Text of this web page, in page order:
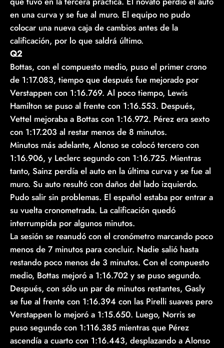
en una curva y se fue al muro. El equipo no pudo
colocar una nueva caja de cambios antes de la
calificación, por lo que saldrá último.
Q2
Bottas, con el compuesto medio, puso el primer crono
de 1:17.083, tiempo que después fue mejorado por
Verstappen con 1:16.769. Al poco tiempo, Lewis
Hamilton se puso al frente con 1:16.553. Después,
Vettel mejoraba a Bottas con 1:16.972. Pérez era sexto
con 1:17.203 al restar menos de 8 minutos.
Minutos más adelante, Alonso se colocó tercero con
1:16.906, y Leclerc segundo con 1:16.725. Mientras
tanto, Sainz perdía el auto en la última curva y se fue al
muro. Su auto resultó con daños del lado izquierdo.
Pudo salir sin problemas. El español estaba por entrar a
su vuelta cronometrada. La calificación quedó
interrumpida por algunos minutos.
La sesión se reanudó con el cronómetro marcando poco
menos de 7 minutos para concluir. Nadie salió hasta
restando poco menos de 3 minutos. Con el compuesto
medio, Bottas mejoró a 1:16.702 y se puso segundo.
Después, con sólo un par de minutos restantes, Gasly
se fue al frente con 1:16.394 con las Pirelli suaves pero
Verstappen lo mejoró a 1:15.650. Luego, Norris se
puso segundo con 1:116.385 mientras que Pérez
ascendía a cuarto con 1:16.443, desplazando a Alonso